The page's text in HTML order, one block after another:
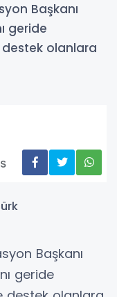
Başkanı
geride
destek olanlara
Başkanı
geride